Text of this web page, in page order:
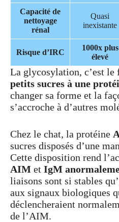
Capacité de
nettoyage
rénal
Quasi
inexistante
Risque d’IRC
1000x plus
élevé
La glycosylation, c’est le
petits sucres à une
changer sa forme et la
s’accroche à d’autres
Chez le chat, la protéine
sucres disposés d’une
Cette disposition rend
AIM et IgM
liaisons sont si stables
aux signaux biologiques
déclencheraient
de l’AIM.